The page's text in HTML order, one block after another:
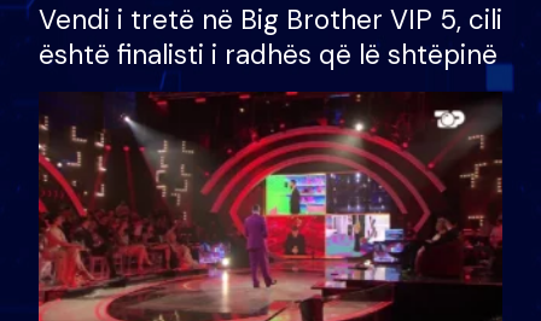
Vendi i tretë në Big Brother VIP 5, cili
është finalisti i radhës që lë shtëpinë